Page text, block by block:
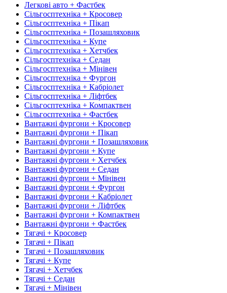
Легкові авто + Фастбек
Сільгосптехніка + Кросовер
Сільгосптехніка + Пікап
Сільгосптехніка + Позашляховик
Сільгосптехніка + Купе
Сільгосптехніка + Хетчбек
Сільгосптехніка + Седан
Сільгосптехніка + Мінівен
Сільгосптехніка + Фургон
Сільгосптехніка + Кабріолет
Сільгосптехніка + Ліфтбек
Сільгосптехніка + Компактвен
Сільгосптехніка + Фастбек
Вантажні фургони + Кросовер
Вантажні фургони + Пікап
Вантажні фургони + Позашляховик
Вантажні фургони + Купе
Вантажні фургони + Хетчбек
Вантажні фургони + Седан
Вантажні фургони + Мінівен
Вантажні фургони + Фургон
Вантажні фургони + Кабріолет
Вантажні фургони + Ліфтбек
Вантажні фургони + Компактвен
Вантажні фургони + Фастбек
Тягачі + Кросовер
Тягачі + Пікап
Тягачі + Позашляховик
Тягачі + Купе
Тягачі + Хетчбек
Тягачі + Седан
Тягачі + Мінівен